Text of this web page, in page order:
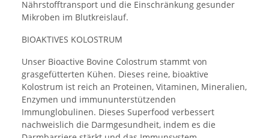
Nährstofftransport und die Einschränkung gesunder
Mikroben im Blutkreislauf.
BIOAKTIVES KOLOSTRUM
Unser Bioactive Bovine Colostrum stammt von
grasgefütterten Kühen. Dieses reine, bioaktive
Kolostrum ist reich an Proteinen, Vitaminen, Mineralien,
Enzymen und immununterstützenden
Immunglobulinen. Dieses Superfood verbessert
nachweislich die Darmgesundheit, indem es die